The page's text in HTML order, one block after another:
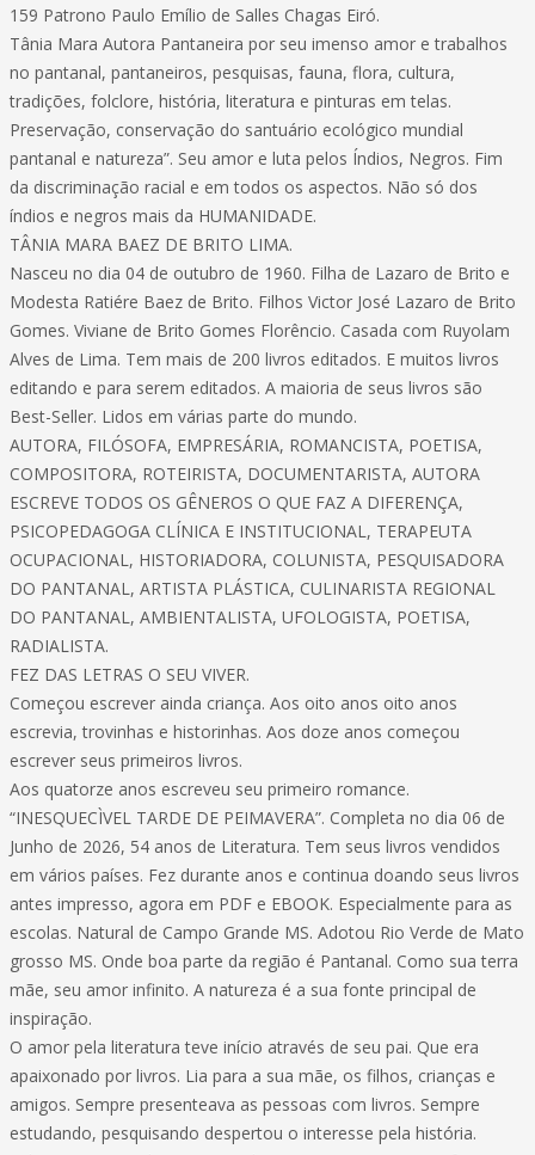
159 Patrono Paulo Emílio de Salles Chagas Eiró.
Tânia Mara Autora Pantaneira por seu imenso amor e trabalhos
no pantanal, pantaneiros, pesquisas, fauna, flora, cultura,
tradições, folclore, história, literatura e pinturas em telas.
Preservação, conservação do santuário ecológico mundial
pantanal e natureza”. Seu amor e luta pelos Índios, Negros. Fim
da discriminação racial e em todos os aspectos. Não só dos
índios e negros mais da HUMANIDADE.
TÂNIA MARA BAEZ DE BRITO LIMA.
Nasceu no dia 04 de outubro de 1960. Filha de Lazaro de Brito e
Modesta Ratiére Baez de Brito. Filhos Victor José Lazaro de Brito
Gomes. Viviane de Brito Gomes Florêncio. Casada com Ruyolam
Alves de Lima. Tem mais de 200 livros editados. E muitos livros
editando e para serem editados. A maioria de seus livros são
Best-Seller. Lidos em várias parte do mundo.
AUTORA, FILÓSOFA, EMPRESÁRIA, ROMANCISTA, POETISA,
COMPOSITORA, ROTEIRISTA, DOCUMENTARISTA, AUTORA
ESCREVE TODOS OS GÊNEROS O QUE FAZ A DIFERENÇA,
PSICOPEDAGOGA CLÍNICA E INSTITUCIONAL, TERAPEUTA
OCUPACIONAL, HISTORIADORA, COLUNISTA, PESQUISADORA
DO PANTANAL, ARTISTA PLÁSTICA, CULINARISTA REGIONAL
DO PANTANAL, AMBIENTALISTA, UFOLOGISTA, POETISA,
RADIALISTA.
FEZ DAS LETRAS O SEU VIVER.
Começou escrever ainda criança. Aos oito anos oito anos
escrevia, trovinhas e historinhas. Aos doze anos começou
escrever seus primeiros livros.
Aos quatorze anos escreveu seu primeiro romance.
“INESQUECÌVEL TARDE DE PEIMAVERA”. Completa no dia 06 de
Junho de 2026, 54 anos de Literatura. Tem seus livros vendidos
em vários países. Fez durante anos e continua doando seus livros
antes impresso, agora em PDF e EBOOK. Especialmente para as
escolas. Natural de Campo Grande MS. Adotou Rio Verde de Mato
grosso MS. Onde boa parte da região é Pantanal. Como sua terra
mãe, seu amor infinito. A natureza é a sua fonte principal de
inspiração.
O amor pela literatura teve início através de seu pai. Que era
apaixonado por livros. Lia para a sua mãe, os filhos, crianças e
amigos. Sempre presenteava as pessoas com livros. Sempre
estudando, pesquisando despertou o interesse pela história.